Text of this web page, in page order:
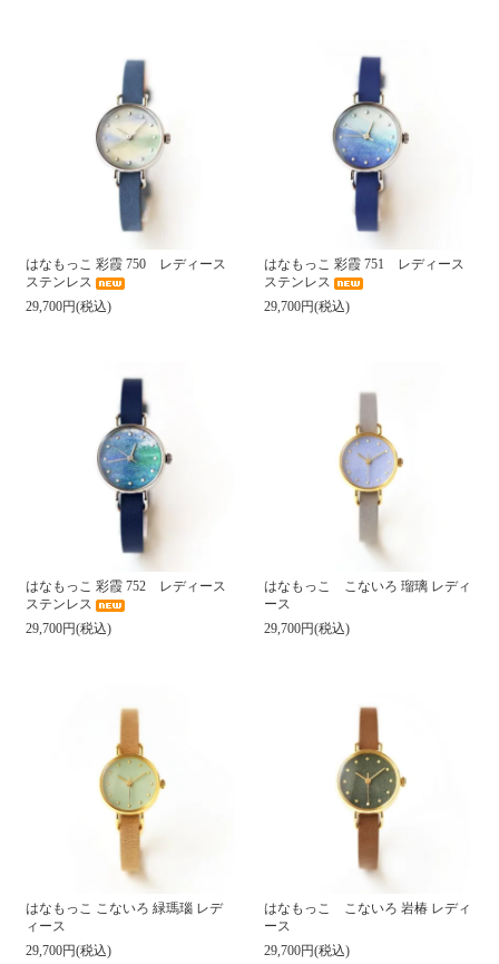
はなもっこ 彩霞 750 レディース
ステンレス
29,700円(税込)
はなもっこ 彩霞 751 レディース
ステンレス
29,700円(税込)
はなもっこ 彩霞 752 レディース
ステンレス
29,700円(税込)
はなもっこ こないろ 瑠璃 レディ
ース
29,700円(税込)
はなもっこ こないろ 緑瑪瑙 レデ
ィース
29,700円(税込)
はなもっこ こないろ 岩椿 レディ
ース
29,700円(税込)